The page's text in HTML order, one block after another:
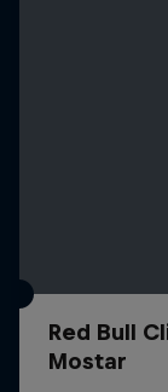
Red Bull
Mostar